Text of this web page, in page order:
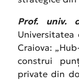
Prof. univ.
Craiova:
construi
private din